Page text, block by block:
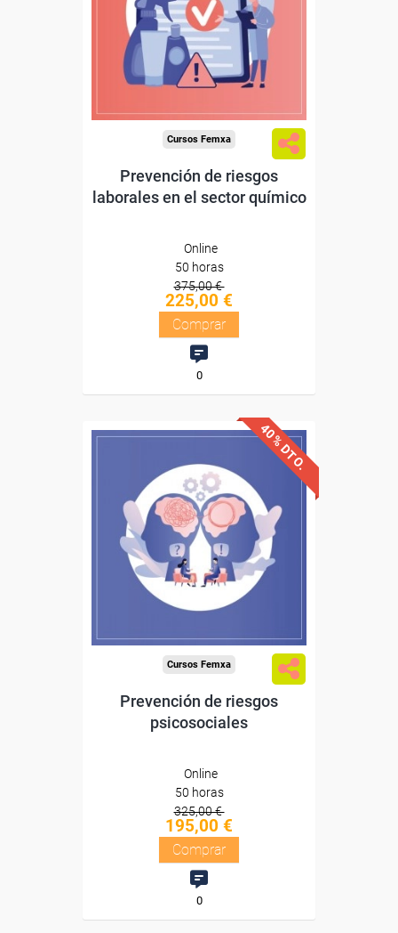
Sin requisitos de acceso
Diploma
Compra segura
Cursos Femxa
Prevención de riesgos
laborales en el sector químico
Online
50 horas
375,00 €
225,00 €
Comprar
0
40% DTO.
Descuentos especiales
Sin requisitos de acceso
Diploma
Cursos Femxa
Prevención de riesgos
psicosociales
Online
50 horas
325,00 €
195,00 €
Comprar
0